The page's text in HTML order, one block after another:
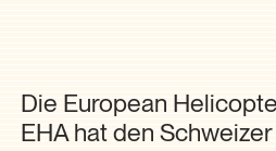
Die European
EHA hat den